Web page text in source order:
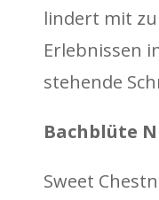
lindert mit
Erlebnissen
stehende
Bachblüte
Sweet